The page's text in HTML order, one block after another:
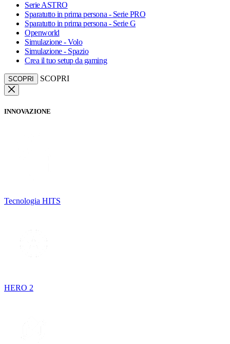
Serie ASTRO
Sparatutto in prima persona - Serie PRO
Sparatutto in prima persona - Serie G
Openworld
Simulazione - Volo
Simulazione - Spazio
Crea il tuo setup da gaming
SCOPRI SCOPRI
INNOVAZIONE
Tecnologia HITS
HERO 2